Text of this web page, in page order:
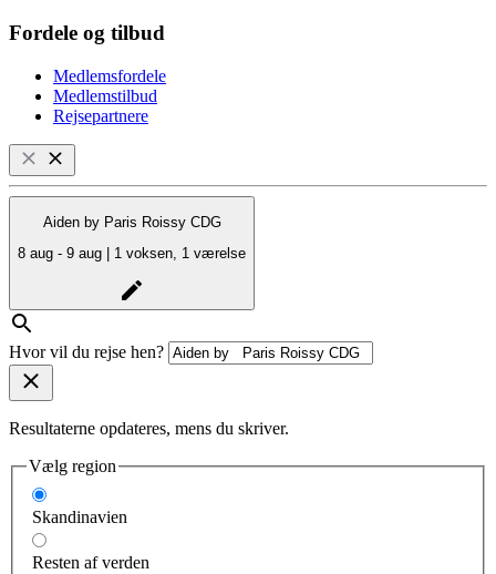
Fordele og tilbud
Medlemsfordele
Medlemstilbud
Rejsepartnere
Aiden by Paris Roissy CDG
8 aug - 9 aug | 1 voksen, 1 værelse
Hvor vil du rejse hen?
Resultaterne opdateres, mens du skriver.
Vælg region
Skandinavien
Resten af verden